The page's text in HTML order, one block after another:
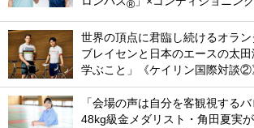
®
世界の頂点に君臨し続けるオラ
ブレイセンと日本のエースの太
学ぶこと」《ケイリン国際対談②
「会場の声は自分を客観視する
48kg級金メダリスト・角田夏実